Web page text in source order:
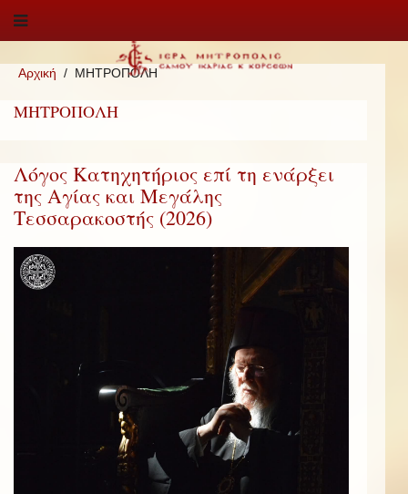
Αρχική ΜΗΤΡΟΠΟΛΗ
ΜΗΤΡΟΠΟΛΗ
Λόγος Κατηχητήριος επί τη ενάρξει
της Αγίας και Μεγάλης
Τεσσαρακοστής (2026)